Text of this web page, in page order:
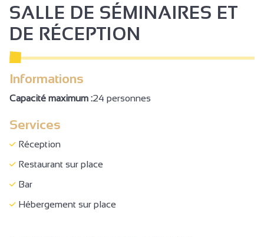
SALLE DE SÉMINAIRES ET
DE RÉCEPTION
Informations
Capacité maximum :24 personnes
Services
Réception
Restaurant sur place
Bar
Hébergement sur place